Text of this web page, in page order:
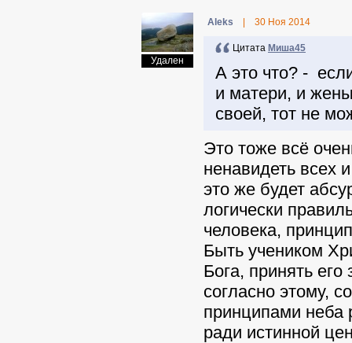
Удален
Aleks 30 Ноя 2014
Цитата Миша45
А это что? -
и матери, и
своей, тот не
Это тоже всё
ненавидеть всех
это же будет
логически
человека,
Быть учеником
Бога, принять
согласно этому,
принципами неба
ради истинной